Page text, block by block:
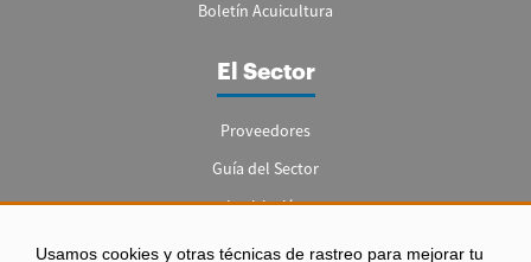
Usamos cookies y otras técnicas de rastreo para mejorar tu
Boletín Acuicultura
El Sector
Proveedores
Guía del Sector
Legislación
Empleo